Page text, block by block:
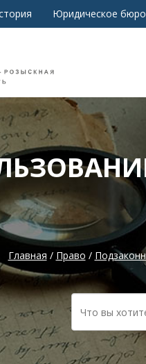
Юридическое бюро
Главная / Право /